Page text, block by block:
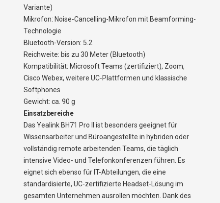
Variante)
Mikrofon: Noise-Cancelling-Mikrofon mit Beamforming-
Technologie
Bluetooth-Version: 5.2
Reichweite: bis zu 30 Meter (Bluetooth)
Kompatibilität: Microsoft Teams (zertifiziert), Zoom,
Cisco Webex, weitere UC-Plattformen und klassische
Softphones
Gewicht: ca. 90 g
Einsatzbereiche
Das Yealink BH71 Pro II ist besonders geeignet für
Wissensarbeiter und Büroangestellte in hybriden oder
vollständig remote arbeitenden Teams, die täglich
intensive Video- und Telefonkonferenzen führen. Es
eignet sich ebenso für IT-Abteilungen, die eine
standardisierte, UC-zertifizierte Headset-Lösung im
gesamten Unternehmen ausrollen möchten. Dank des